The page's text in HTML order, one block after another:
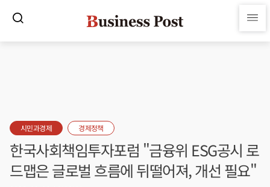
시민과경제 경제정책
한국사회책임투자포럼 "금융위 ESG공시 로
드맵은 글로벌 흐름에 뒤떨어져, 개선 필요"